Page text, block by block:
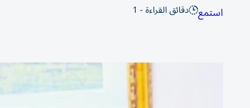
استمع دقائق القراءة - 1